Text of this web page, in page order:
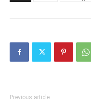
Previous article